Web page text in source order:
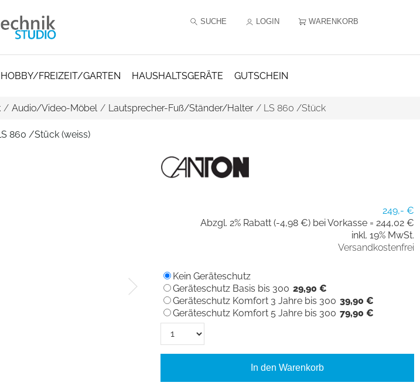
SUCHE LOGIN WARENKORB
HOBBY/FREIZEIT/GARTEN HAUSHALTSGERÄTE GUTSCHEIN
/ Audio/Video-Möbel / Lautsprecher-Fuß/Ständer/Halter/ LS 860 /Stück
860 /Stück (weiss)
249,- €
Abzgl. 2% Rabatt (-4,98 €) bei Vorkasse = 244,02 €
inkl. 19% MwSt.
Versandkostenfrei
Kein Geräteschutz
Geräteschutz Basis bis 300 29,90 €
Geräteschutz Komfort 3 Jahre bis 300 39,90 €
Geräteschutz Komfort 5 Jahre bis 300 79,90 €
In den Warenkorb